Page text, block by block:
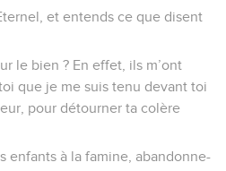
et entends ce que disent
le bien ? En effet, ils m’ont
que je me suis tenu devant toi
pour détourner ta colère
enfants à la famine, abandonne-